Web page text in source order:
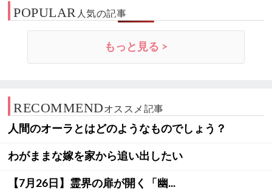
POPULAR 人気の記事
もっと見る >
RECOMMENDオススメ記事
人間のオーラとはどのようなものでしょう？
わがままな嫁を家から追い出したい
【7月26日】霊界の扉が開く「幽...